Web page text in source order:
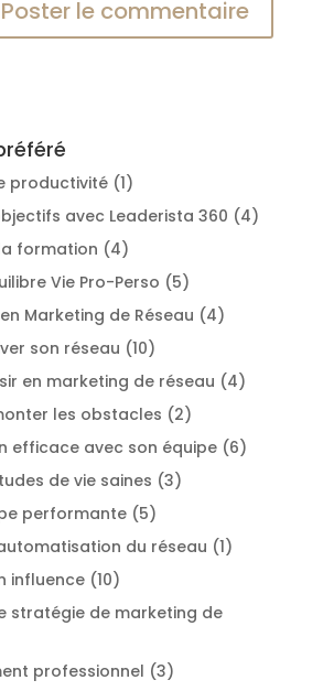
productivité(1)
avec Leaderista 360 (4)
formation (4)
Vie Pro-Perso (5)
Marketing de Réseau (4)
son réseau (10)
en marketing de réseau (4)
les obstacles (2)
efficace avec son équipe(6)
de vie saines (3)
performante(5)
du réseau (1)
influence(10)
stratégie de marketing de
professionnel (3)